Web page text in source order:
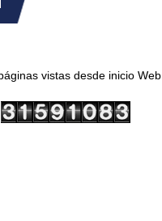
vistas desde inicio Web